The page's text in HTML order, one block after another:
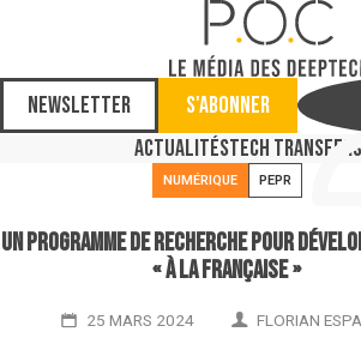
Newsletter
S'abonner
ActualitésTech Transfer
NUMÉRIQUE PEPR
Un programme de recherche pour
« à la française »
25 MARS 2024 FLORIAN